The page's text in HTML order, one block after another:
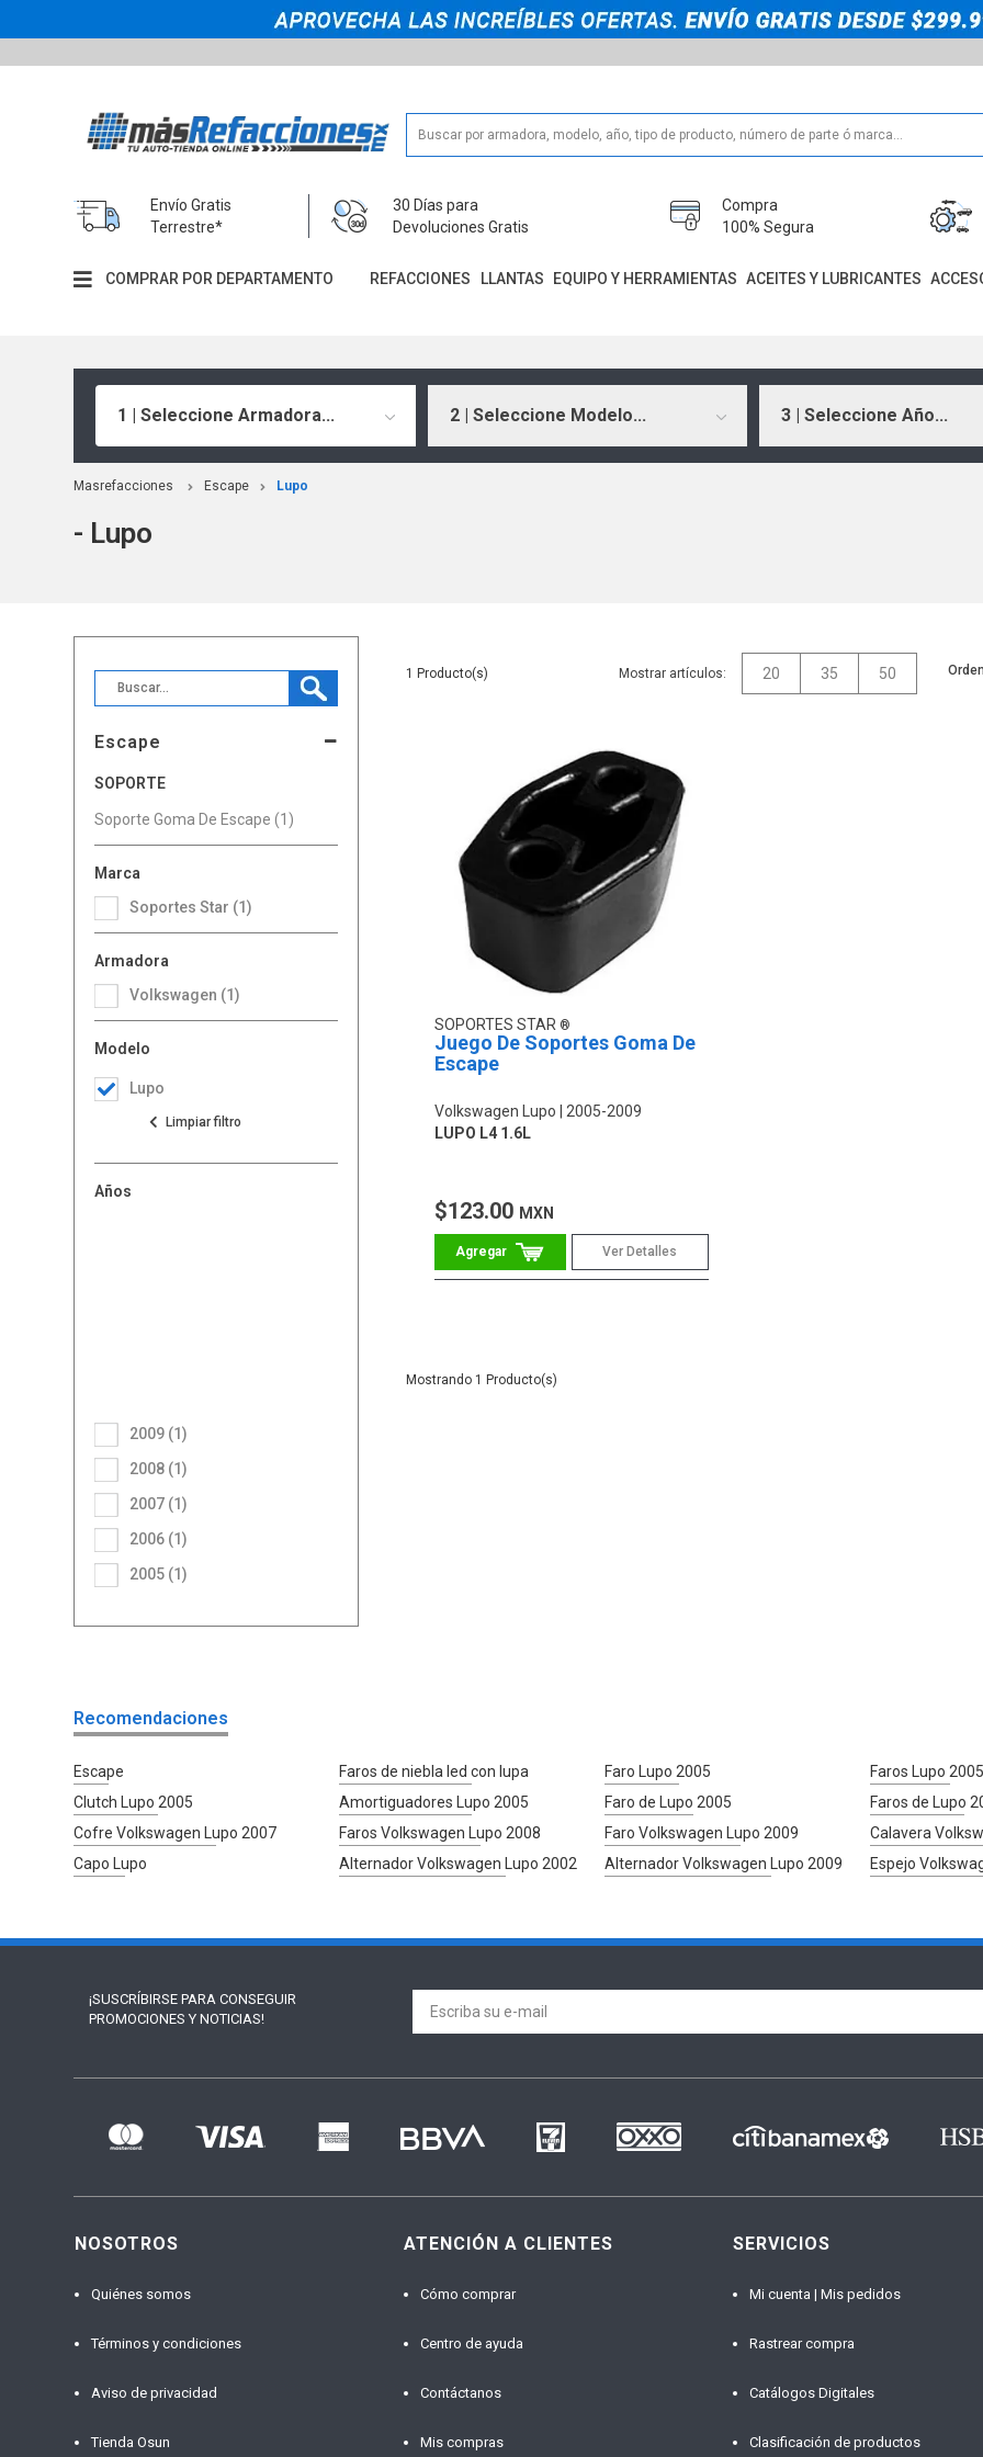
Envío Gratis
Terrestre*
30 Días para
Devoluciones Gratis
Compra
100% Segura
COMPRAR POR DEPARTAMENTO REFACCIONES LLANTAS EQUIPO Y HERRAMIENTAS ACEITES Y LUBRICANTES
1 | Seleccione Armadora... 2 | Seleccione Modelo... 3 | Seleccione Año...
Masrefacciones Escape Lupo
- Lupo
Escape
SOPORTE
Soporte Goma De Escape (1)
Marca
Soportes Star (1)
Armadora
Volkswagen (1)
Modelo
Lupo
Años
2005 (1)
2006 (1)
2007 (1)
2008 (1)
2009 (1)
1 Mostrar artículos: 20 35 50
SOPORTES STAR
Juego De Soportes Goma De
Escape
Volkswagen Lupo
2005-2009
LUPO L4 1.6L
$123.00 MXN
Ver Detalles
1
Recomendaciones
Escape Faros de niebla led con lupa Faro Lupo 2005 Faros Lupo 2005
Clutch Lupo 2005
Amortiguadores Lupo 2005 Faro de Lupo 2005 Faros de Lupo
Cofre Volkswagen Lupo 2007
Faros Volkswagen Lupo 2008 Faro Volkswagen Lupo 2009 Calavera
Capo Lupo
Alternador Volkswagen Lupo 2002 Alternador Volkswagen Lupo 2009 Espejo
¡SUSCRÍBIRSE PARA CONSEGUIR
PROMOCIONES Y NOTICIAS!
NOSOTROS
Quiénes somos
Términos y condiciones
Aviso de privacidad
Tienda Osun
ATENCIÓN A CLIENTES
Cómo comprar
Centro de ayuda
Contáctanos
Mis compras
SERVICIOS
Mi cuenta | Mis pedidos
Rastrear compra
Catálogos Digitales
Clasificación de productos